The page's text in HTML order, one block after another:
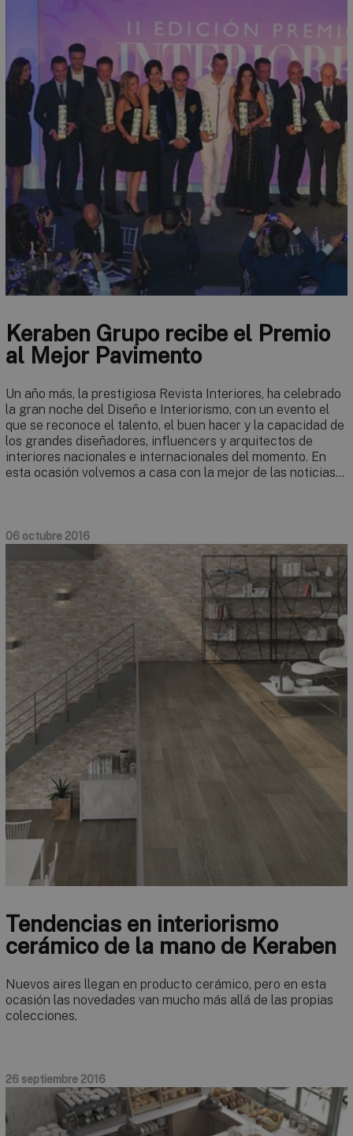
Keraben Grupo recibe el Premio
al Mejor Pavimento
Un año más, la prestigiosa Revista Interiores, ha celebrado
la gran noche del Diseño e Interiorismo, con un evento el
que se reconoce el talento, el buen hacer y la capacidad de
los grandes diseñadores, influencers y arquitectos de
interiores nacionales e internacionales del momento. En
esta ocasión volvemos a casa con la mejor de las noticias…
06 octubre 2016
Tendencias en interiorismo
cerámico de la mano de Keraben
Nuevos aires llegan en producto cerámico, pero en esta
ocasión las novedades van mucho más allá de las propias
colecciones.
26 septiembre 2016